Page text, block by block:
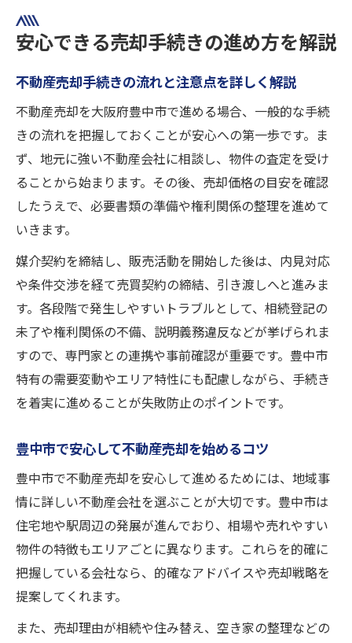
安心できる売却手続きの進め方を解説
不動産売却手続きの流れと注意点を詳しく解説
不動産売却を大阪府豊中市で進める場合、一般的な手続
きの流れを把握しておくことが安心への第一歩です。ま
ず、地元に強い不動産会社に相談し、物件の査定を受け
ることから始まります。その後、売却価格の目安を確認
したうえで、必要書類の準備や権利関係の整理を進めて
いきます。
媒介契約を締結し、販売活動を開始した後は、内見対応
や条件交渉を経て売買契約の締結、引き渡しへと進みま
す。各段階で発生しやすいトラブルとして、相続登記の
未了や権利関係の不備、説明義務違反などが挙げられま
すので、専門家との連携や事前確認が重要です。豊中市
特有の需要変動やエリア特性にも配慮しながら、手続き
を着実に進めることが失敗防止のポイントです。
豊中市で安心して不動産売却を始めるコツ
豊中市で不動産売却を安心して進めるためには、地域事
情に詳しい不動産会社を選ぶことが大切です。豊中市は
住宅地や駅周辺の発展が進んでおり、相場や売れやすい
物件の特徴もエリアごとに異なります。これらを的確に
把握している会社なら、的確なアドバイスや売却戦略を
提案してくれます。
また、売却理由が相続や住み替え、空き家の整理などの